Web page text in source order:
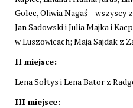
Golec, Oliwia Nagaś –
Jan Sadowski i Julia Majka i
w Luszowicach; Maja Sajdak z
II miejsce:
Lena Sołtys i Lena Bator z
III miejsce: